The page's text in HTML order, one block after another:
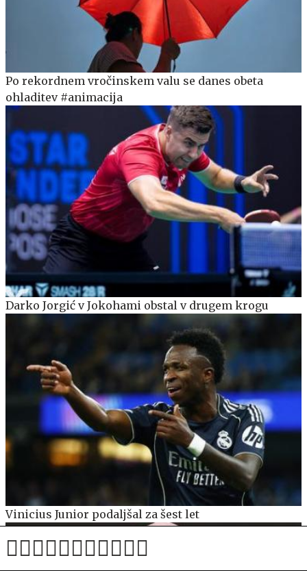
Po rekordnem vročinskem valu se danes obeta
ohladitev #animacija
Darko Jorgić v Jokohami obstal v drugem krogu
Vinicius Junior podaljšal za šest let